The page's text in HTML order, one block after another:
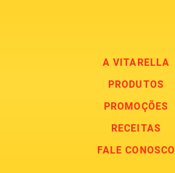
A VITARELLA
PRODUTOS
PROMOÇÕES
RECEITAS
FALE CONOSCO